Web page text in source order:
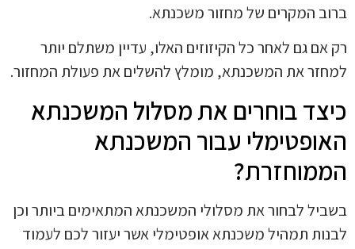
המקרים של מחזור משכנתא.
גם לאחר כל הקיזוזים האלו, עדיין משתלם יותר
את המשכנתא, מומלץ להשלים את פעולת המחזור.
בוחרים את מסלול המשכנתא
עבור המשכנתא
לבחור את מסלולי המשכנתא המתאימים ביותר וכן
תמהיל משכנתא אופטימלי אשר יעזור לכם לעמוד